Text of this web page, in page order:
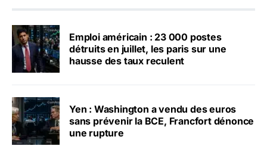
Emploi américain : 23 000 postes
détruits en juillet, les paris sur une
hausse des taux reculent
Yen : Washington a vendu des euros
sans prévenir la BCE, Francfort dénonce
une rupture